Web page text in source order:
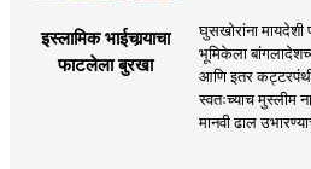
इस्लामिक भाईचार्‍याचा
फाटलेला बुरखा
घुसखोरांना मायदेशी
भूमिकेला
आणि इतर
स्वतःच्याच मुस्लीम
मानवी ढाल